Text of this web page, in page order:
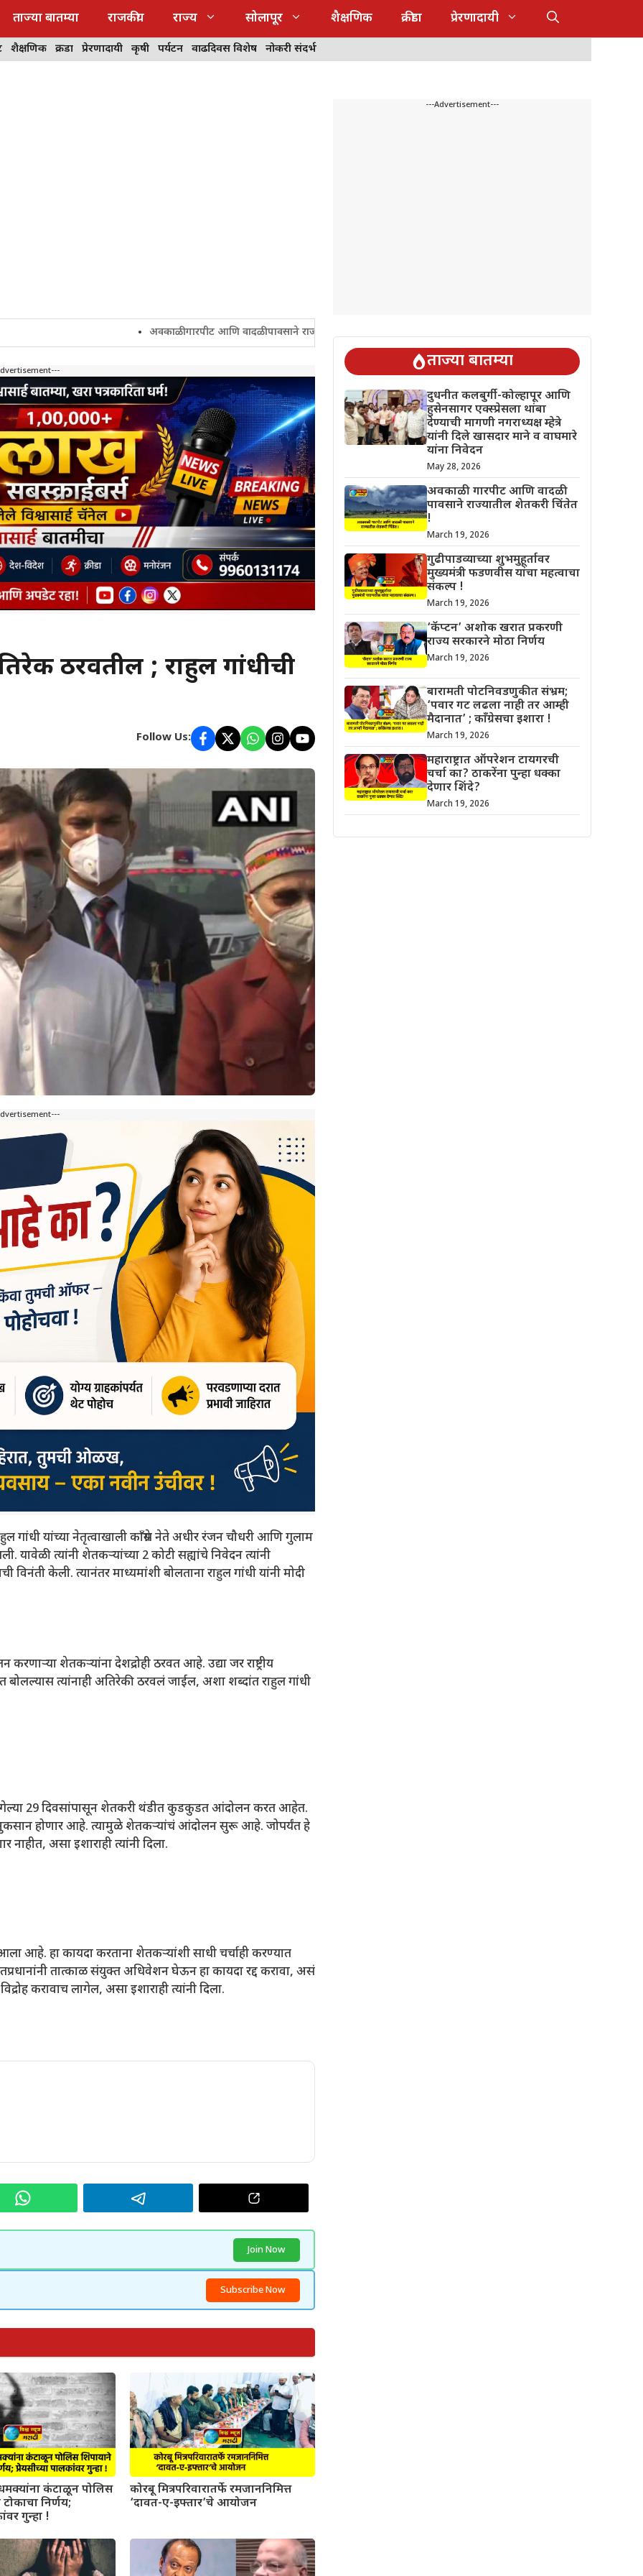
ताज्या बातम्या राजकीय राज्य सोलापूर शैक्षणिक क्रीडा प्रेरणादायी
शैक्षणिक क्रीडा प्रेरणादायी कृषी पर्यटन वाढदिवस विशेष नोकरी संदर्भ
अवकाळी गारपीट आणि वादळी पावसाने राज्यातील शेतकरी चिंतेत !
ठरवतील ; राहुल गांधीची
Follow Us:
गांधी यांच्या नेतृत्वाखाली काँग्रेस नेते अधीर रंजन चौधरी आणि गुलाम
यावेळी त्यांनी शेतकऱ्यांच्या 2 कोटी सह्यांचे निवेदन त्यांनी
विनंती केली. त्यानंतर माध्यमांशी बोलताना राहुल गांधी यांनी मोदी
शेतकऱ्यांना देशद्रोही ठरवत आहे. उद्या जर राष्ट्रीय
त्यांनाही अतिरेकी ठरवलं जाईल, अशा शब्दांत राहुल गांधी
29 दिवसांपासून शेतकरी थंडीत कुडकुडत आंदोलन करत आहेत.
होणार आहे. त्यामुळे शेतकऱ्यांचं आंदोलन सुरू आहे. जोपर्यंत हे
असा इशाराही त्यांनी दिला.
आहे. हा कायदा करताना शेतकऱ्यांशी साधी चर्चाही करण्यात
तात्काळ संयुक्त अधिवेशन घेऊन हा कायदा रद्द करावा, असं
करावाच लागेल, असा इशाराही त्यांनी दिला.
Join Now
Subscribe Now
कंटाळून पोलिस
निर्णय;
गुन्हा !
कोरबू मित्रपरिवारातर्फे रमजाननिमित्त
‘दावत-ए-इफ्तार’चे आयोजन
---Advertisement---
ताज्या बातम्या
दुधनीत कलबुर्गी-कोल्हापूर आणि
हुसेनसागर एक्स्प्रेसला थांबा
देण्याची मागणी नगराध्यक्ष म्हेत्रे
यांनी दिले खासदार माने व वाघमारे
यांना निवेदन
May 28, 2026
अवकाळी गारपीट आणि वादळी
पावसाने राज्यातील शेतकरी चिंतेत
!
March 19, 2026
गुढीपाडव्याच्या शुभमुहूर्तावर
मुख्यमंत्री फडणवीस यांचा महत्वाचा
संकल्प !
March 19, 2026
‘कॅप्टन’ अशोक खरात प्रकरणी
राज्य सरकारने मोठा निर्णय
March 19, 2026
बारामती पोटनिवडणुकीत संभ्रम;
‘पवार गट लढला नाही तर आम्ही
मैदानात’ ; काँग्रेसचा इशारा !
March 19, 2026
महाराष्ट्रात ऑपरेशन टायगरची
चर्चा का? ठाकरेंना पुन्हा धक्का
देणार शिंदे?
March 19, 2026